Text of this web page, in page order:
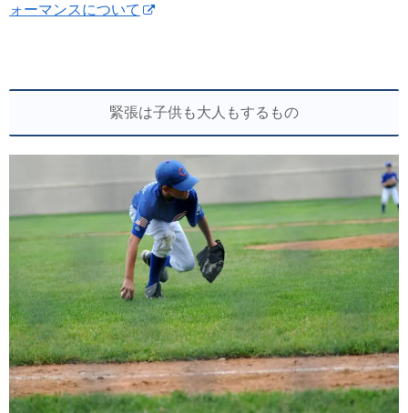
ォーマンスについて
緊張は子供も大人もするもの